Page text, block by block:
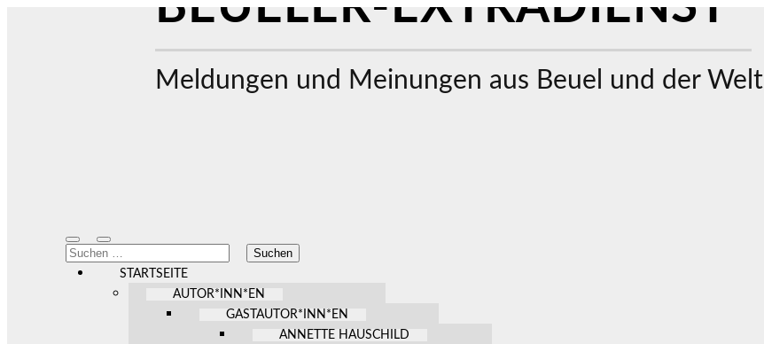
Meldungen und Meinungen aus Beuel und der Welt
Mobile-
Menü
ein-/ausblenden
Suchfeld
ein-/ausblenden
Suchen
nach:
STARTSEITE
AUTOR*INN*EN
GASTAUTOR*INN*EN
ANNETTE HAUSCHILD